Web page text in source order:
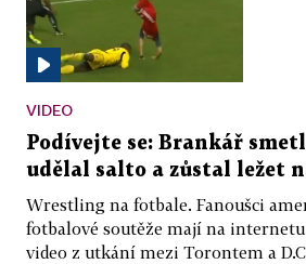
VIDEO
Podívejte se: Brankář
udělal salto a zůstal ležet
Wrestling na fotbale. Fanoušci
fotbalové soutěže mají na
video z utkání mezi Torontem a